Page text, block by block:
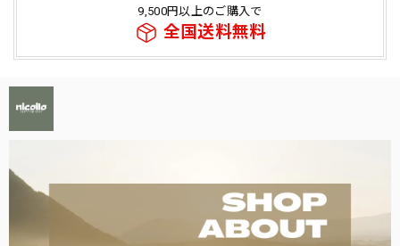
9,500円以上のご購入で
全国送料無料